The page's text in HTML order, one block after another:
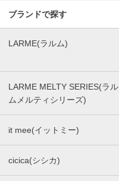
ブランドで探す
LARME(ラルム)
LARME MELTY SERIES(ラル
ムメルティシリーズ)
it mee(イットミー)
cicica(シシカ)